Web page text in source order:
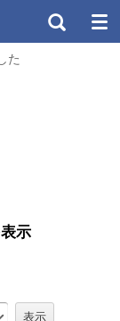
た
示